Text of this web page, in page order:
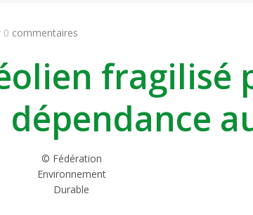
0 commentaires
fragilisé
dépendance
© Fédération
Environnement
Durable